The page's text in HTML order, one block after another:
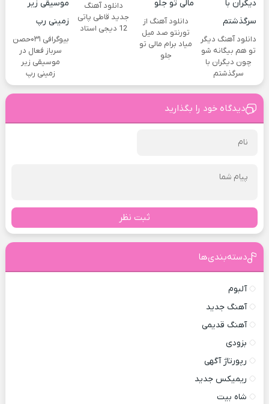
دانلود آهنگ دیگر
تو هم بیگانه شو
چون دیگران با
سرگذشتم
دانلود آهنگ از
تورنتو صد میل
میاد برام مالی تو
جلو
دانلود آهنگ
جدید قاطی پاتی
12 دیجی استاد
بیوگرافی ۰۳۱حصن
سرباز فعال در
موسیقی زیر
زمینی رپ
دیدگاه خود را بگذارید
ثبت نظر
دسته‌بندی‌ها
آلبوم
آهنگ جدید
آهنگ قدیمی
بزودی
رپورتاژ آگهی
ریمیکس جدید
شاه بیت